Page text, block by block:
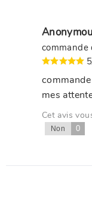
mes
Cet avis
Non 0